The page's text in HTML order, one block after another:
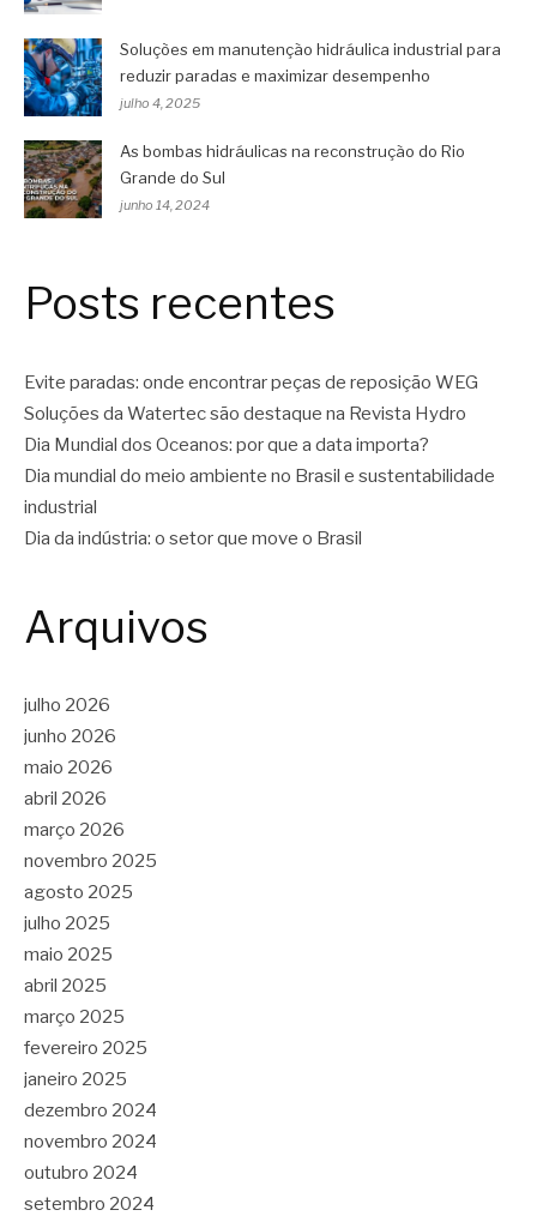
Soluções em manutenção hidráulica industrial para
reduzir paradas e maximizar desempenho
julho 4, 2025
As bombas hidráulicas na reconstrução do Rio
Grande do Sul
junho 14, 2024
Posts recentes
Evite paradas: onde encontrar peças de reposição WEG
Soluções da Watertec são destaque na Revista Hydro
Dia Mundial dos Oceanos: por que a data importa?
Dia mundial do meio ambiente no Brasil e sustentabilidade
industrial
Dia da indústria: o setor que move o Brasil
Arquivos
julho 2026
junho 2026
maio 2026
abril 2026
março 2026
novembro 2025
agosto 2025
julho 2025
maio 2025
abril 2025
março 2025
fevereiro 2025
janeiro 2025
dezembro 2024
novembro 2024
outubro 2024
setembro 2024